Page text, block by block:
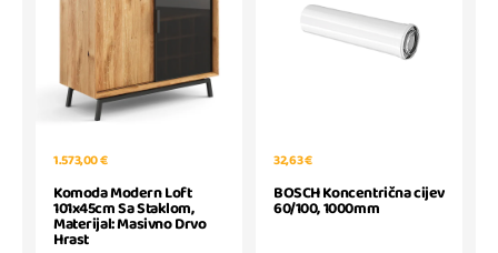
1.573,00 €
Komoda Modern Loft
101x45cm Sa Staklom,
Materijal: Masivno Drvo
Hrast
32,63 €
BOSCH Koncentrična cijev
60/100, 1000mm